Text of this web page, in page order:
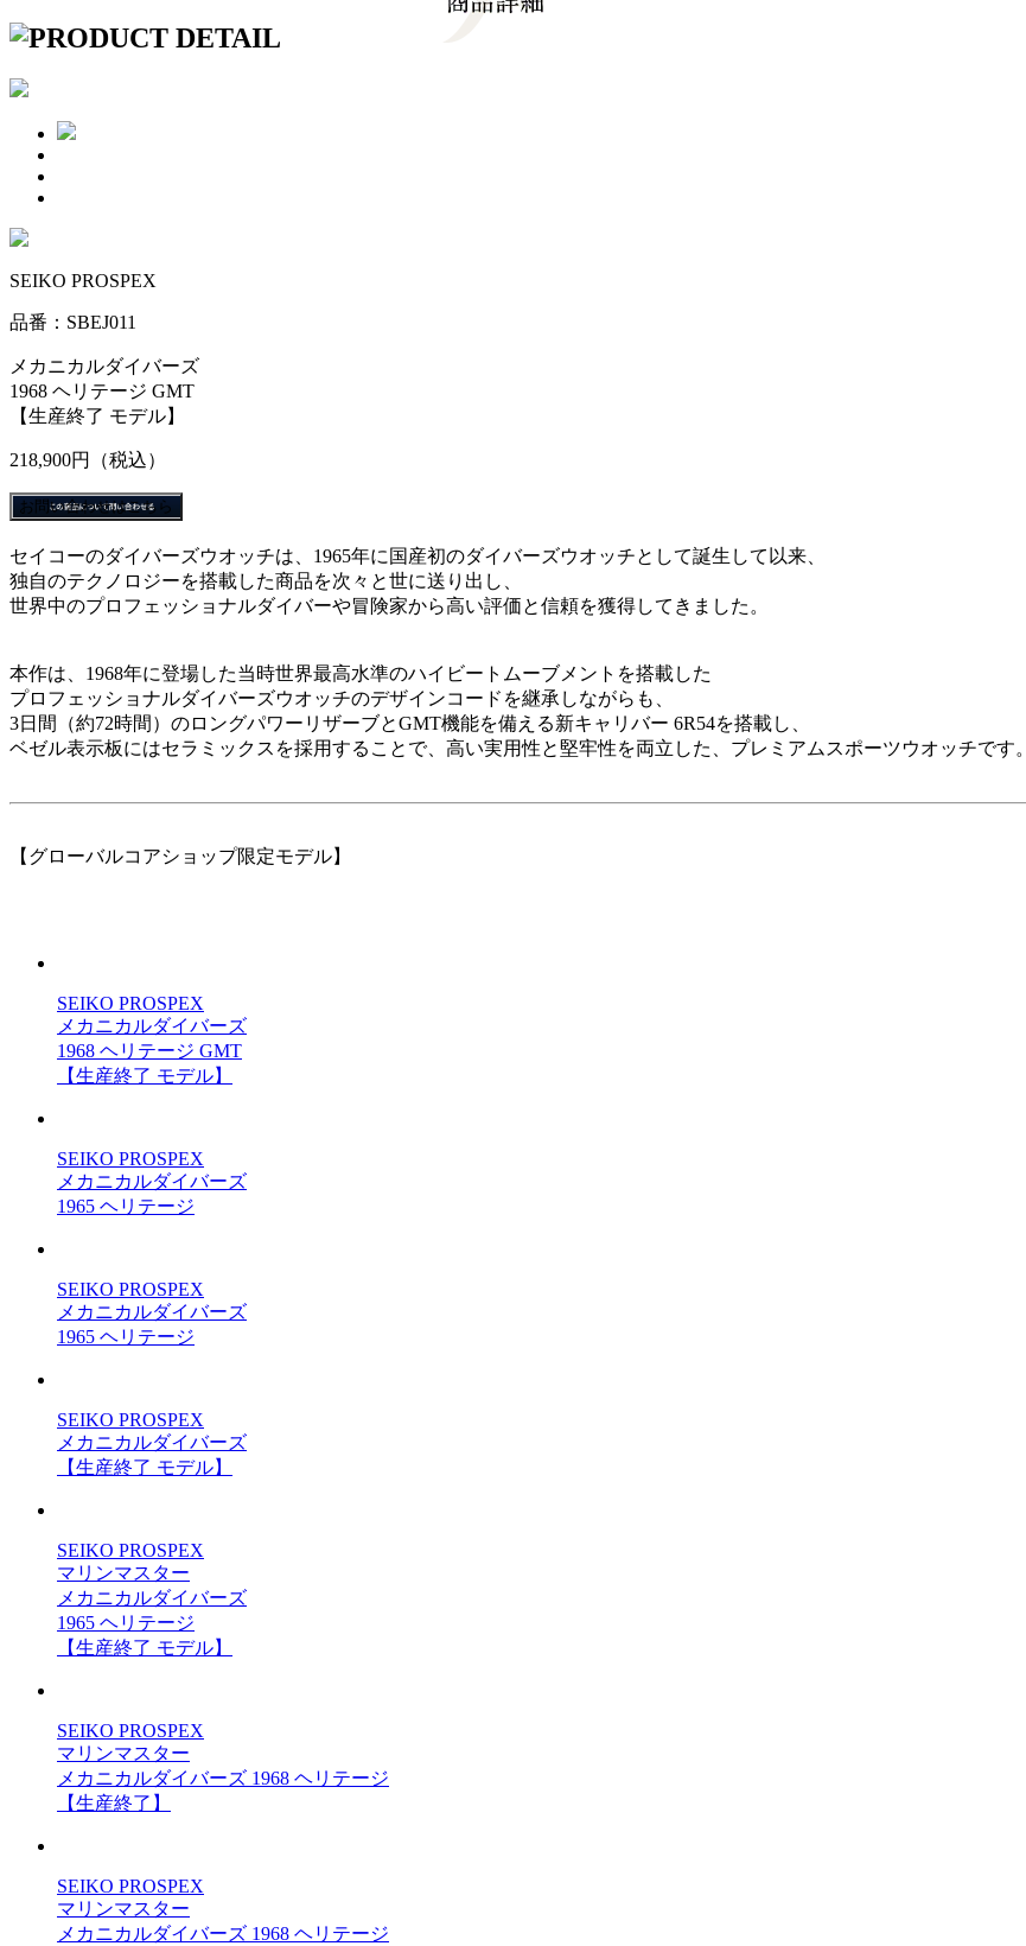
SEIKO PROSPEX
品番：SBEJ011
メカニカルダイバーズ
1968 ヘリテージ GMT
【生産終了 モデル】
218,900円 （税込）
セイコーのダイバーズウオッチは、1965年に国産初のダイバーズウオッチとして誕生して以来、
独自のテクノロジーを搭載した商品を次々と世に送り出し、
世界中のプロフェッショナルダイバーや冒険家から高い評価と信頼を獲得してきました。
本作は、1968年に登場した当時世界最高水準のハイビートムーブメントを搭載した
プロフェッショナルダイバーズウオッチのデザインコードを継承しながらも、
3日間（約72時間）のロングパワーリザーブとGMT機能を備える新キャリバー 6R54を搭載し、
ベゼル表示板にはセラミックスを採用することで、高い実用性と堅牢性を両立した、プレミアムスポーツウオッチです。
【グローバルコアショップ限定モデル】
SEIKO PROSPEX
メカニカルダイバーズ
1968 ヘリテージ GMT
【生産終了 モデル】
SEIKO PROSPEX
メカニカルダイバーズ
1965 ヘリテージ
SEIKO PROSPEX
メカニカルダイバーズ
1965 ヘリテージ
SEIKO PROSPEX
メカニカルダイバーズ
【生産終了 モデル】
SEIKO PROSPEX
マリンマスター
メカニカルダイバーズ
1965 ヘリテージ
【生産終了 モデル】
SEIKO PROSPEX
マリンマスター
メカニカルダイバーズ 1968 ヘリテージ
【生産終了】
SEIKO PROSPEX
マリンマスター
メカニカルダイバーズ 1968 ヘリテージ